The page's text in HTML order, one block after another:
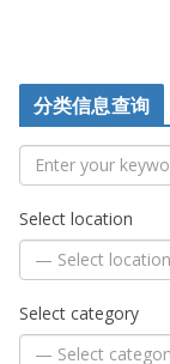
分类信息查询
Select location
Select category